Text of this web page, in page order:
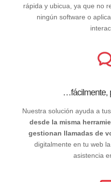
rápida y ubicua, ya que no
ningún software o
…fácilmente,
Nuestra solución ayuda a
desde la misma
gestionan llamadas de
digitalmente en tu web
asistencia